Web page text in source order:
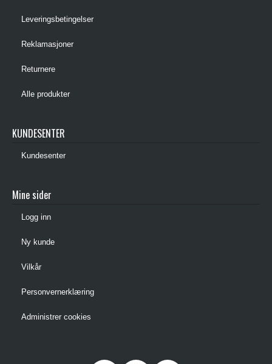
Leveringsbetingelser
Reklamasjoner
Returnere
Alle produkter
KUNDESENTER
Kundesenter
Mine sider
Logg inn
Ny kunde
Vilkår
Personvernerklæring
Administrer cookies